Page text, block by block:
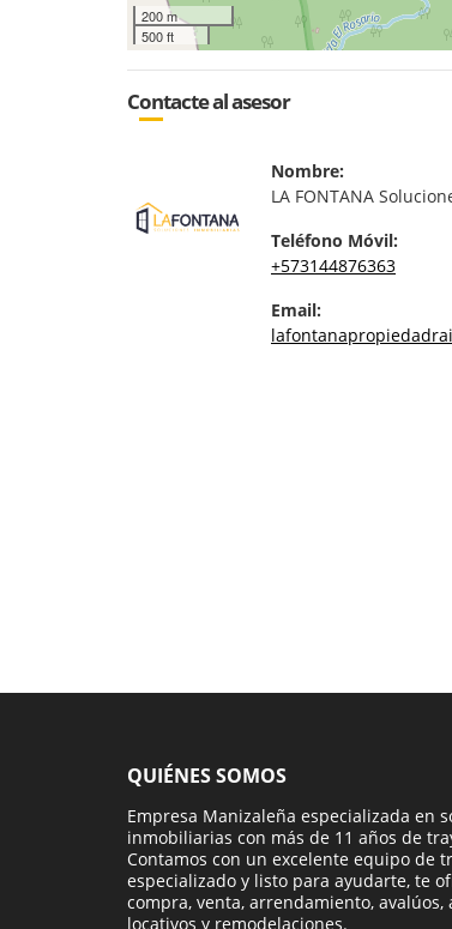
200 m
500 ft
Contacte al asesor
Nombre:
LA FONTANA
Teléfono Móvil:
+573144876363
Email:
QUIÉNES SOMOS
Empresa Manizaleña especializada en
inmobiliarias con más de 11 años de
Contamos con un excelente equipo de
especializado y listo para ayudarte, te
compra, venta, arrendamiento, avalúos,
locativos y remodelaciones.